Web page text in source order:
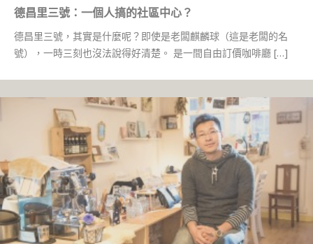
德昌里三號：一個人搞的社區中心？
德昌里三號，其實是什麼呢？即使是老闆麒麟球（這是老闆的名
號），一時三刻也沒法說得好清楚。 是一間自由訂價咖啡廳 […]